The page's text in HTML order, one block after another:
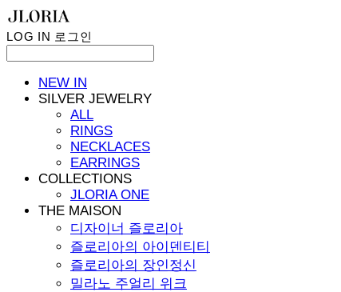
LOG IN 로그인
NEW IN
SILVER JEWELRY
ALL
RINGS
NECKLACES
EARRINGS
COLLECTIONS
JLORIA ONE
THE MAISON
디자이너 즐로리아
즐로리아의 아이덴티티
즐로리아의 장인정신
밀라노 주얼리 위크